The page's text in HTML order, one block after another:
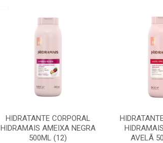
HIDRATANTE CORPORAL
HIDRAMAIS AMEIXA NEGRA
500ML (12)
AVELÃ